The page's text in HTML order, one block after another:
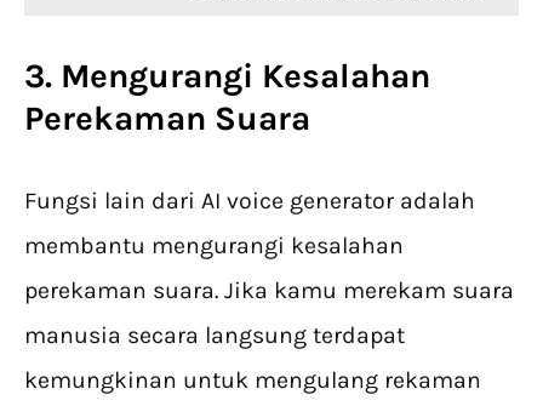
3. Mengurangi Kesalahan
Perekaman Suara
Fungsi lain dari AI voice generator adalah
membantu mengurangi kesalahan
perekaman suara. Jika kamu merekam suara
manusia secara langsung terdapat
kemungkinan untuk mengulang rekaman